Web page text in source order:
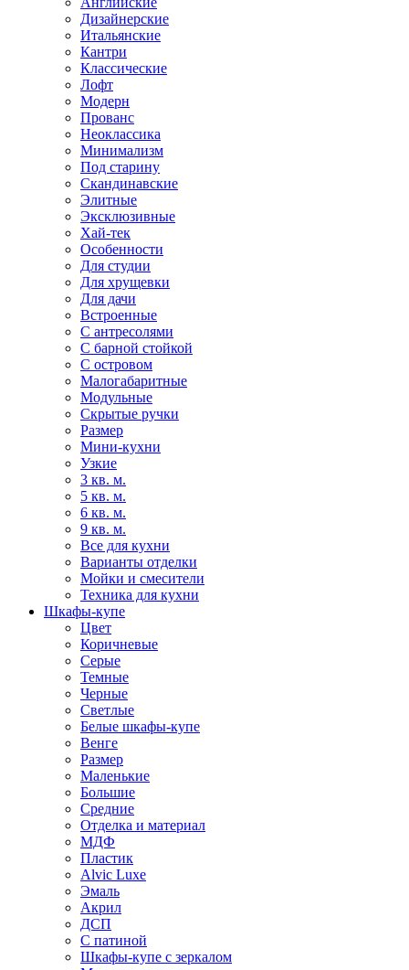
Дизайнерские
Итальянские
Кантри
Классические
Лофт
Модерн
Прованс
Неоклассика
Минимализм
Под старину
Скандинавские
Элитные
Эксклюзивные
Хай-тек
Особенности
Для студии
Для хрущевки
Для дачи
Встроенные
С антресолями
С барной стойкой
С островом
Малогабаритные
Модульные
Скрытые ручки
Размер
Мини-кухни
Узкие
3 кв. м.
5 кв. м.
6 кв. м.
9 кв. м.
Все для кухни
Варианты отделки
Мойки и смесители
Техника для кухни
Шкафы-купе
Цвет
Коричневые
Серые
Темные
Черные
Светлые
Белые шкафы-купе
Венге
Размер
Маленькие
Большие
Средние
Отделка и материал
МДФ
Пластик
Alvic Luxe
Эмаль
Акрил
ДСП
С патиной
Шкафы-купе с зеркалом